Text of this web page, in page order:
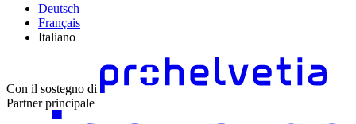
Deutsch
Français
Italiano
Con il sostegno di
Partner principale